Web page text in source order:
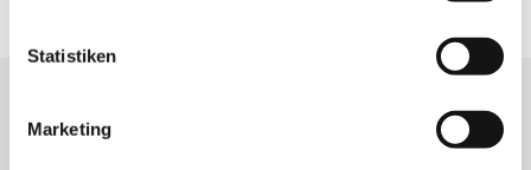
Statistiken
Marketing
Lassen Sie sich inspirieren!